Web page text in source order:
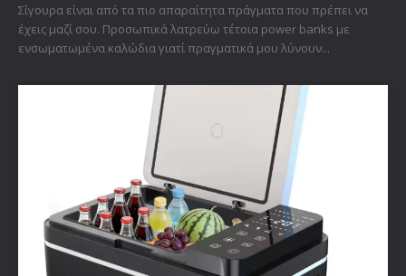
Σίγουρα είναι από τα πιο απαραίτητα πράγματα που πρέπει να
έχεις μαζί σου. Προσωπικά λατρεύω τέτοια power banks με
ενσωματωμένα καλώδια γιατί πραγματικά μου λύνουν...